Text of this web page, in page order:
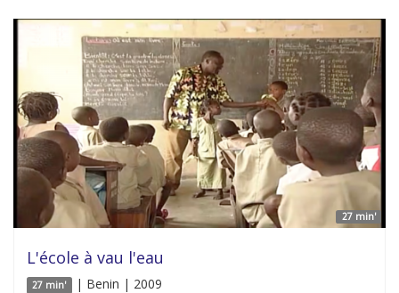
27 min'
L'école à vau l'eau
27 min' | Benin | 2009